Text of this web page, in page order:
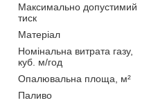
Максимально допустимий
тиск
Матеріал
Номінальна витрата газу,
куб. м/год
Опалювальна площа, м²
Паливо